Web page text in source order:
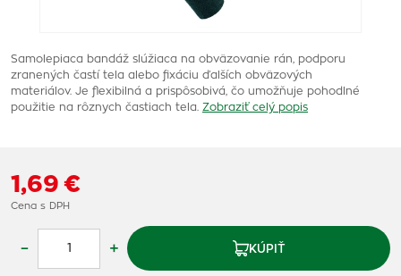
Samolepiaca bandáž slúžiaca na obväzovanie rán, podporu
zranených častí tela alebo fixáciu ďalších obväzových
materiálov. Je flexibilná a prispôsobivá, čo umožňuje pohodlné
použitie na rôznych častiach tela. Zobraziť celý popis
1,69 €
Cena s DPH
– + KÚPIŤ